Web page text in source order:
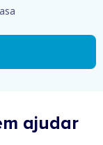
ajudar